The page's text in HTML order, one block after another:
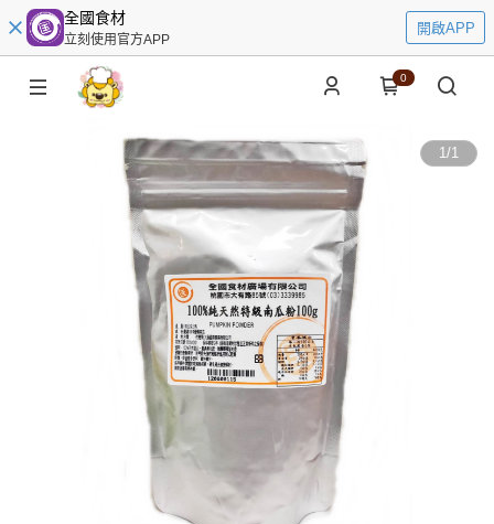
全國食材
立刻使用官方APP
開啟APP
0
1/1